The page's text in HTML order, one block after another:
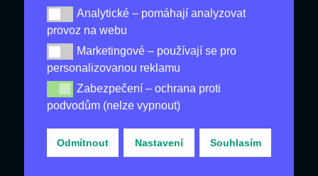
Analytické – pomáhají analyzovat provoz na webu
Analytické – pomáhají analyzovat
provoz na webu
Marketingové – používají se pro personalizovanou
Marketingové – používají se pro
personalizovanou reklamu
Zabezpečení – ochrana proti podvodům (nelze
Zabezpečení – ochrana proti
podvodům (nelze vypnout)
Odmítnout Nastavení Souhlasím
Produkty pro Zdraví
Pánské Produkty
Na Hubnutí
Produkty Proti Stárnutí
Proti Vypadávání Vlasů
Ostatní zboží